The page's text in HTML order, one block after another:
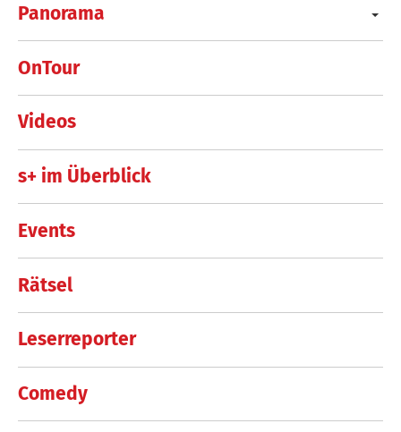
Panorama
OnTour
Videos
s+ im Überblick
Events
Rätsel
Leserreporter
Comedy